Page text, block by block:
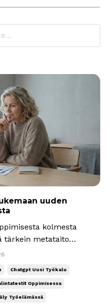
uuden
kolmesta
tärkeää on
Chatgpt Uusi Työkalu
Oppimisessa
Työelämässä